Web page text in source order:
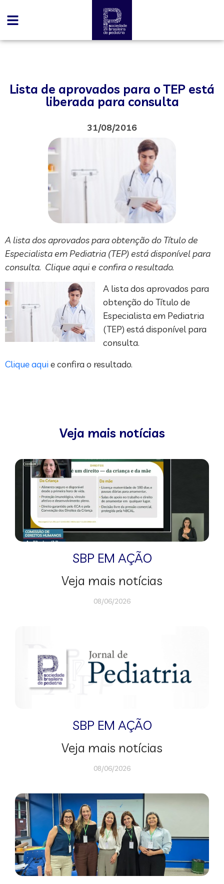
Lista de aprovados para o TEP está
liberada para consulta
31/08/2016
A lista dos aprovados para obtenção do Título de
Especialista em Pediatria (TEP) está disponível para
consulta. Clique aqui e confira o resultado.
A lista dos aprovados para
obtenção do Título de
Especialista em Pediatria
(TEP) está disponível para
consulta.
Clique aqui e confira o resultado.
Veja mais notícias
SBP EM AÇÃO
Veja mais notícias
08/06/2026
SBP EM AÇÃO
Veja mais notícias
08/06/2026